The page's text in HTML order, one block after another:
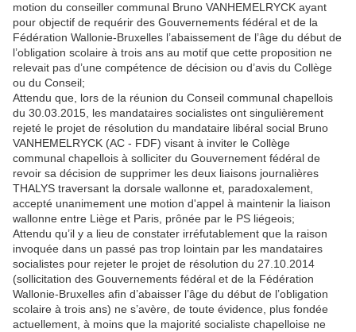
motion du conseiller communal Bruno VANHEMELRYCK ayant
pour objectif de requérir des Gouvernements fédéral et de la
Fédération Wallonie-Bruxelles l’abaissement de l’âge du début de
l’obligation scolaire à trois ans au motif que cette proposition ne
relevait pas d’une compétence de décision ou d’avis du Collège
ou du Conseil;
Attendu que, lors de la réunion du Conseil communal chapellois
du 30.03.2015, les mandataires socialistes ont singulièrement
rejeté le projet de résolution du mandataire libéral social Bruno
VANHEMELRYCK (AC - FDF) visant à inviter le Collège
communal chapellois à solliciter du Gouvernement fédéral de
revoir sa décision de supprimer les deux liaisons journalières
THALYS traversant la dorsale wallonne et, paradoxalement,
accepté unanimement une motion d'appel à maintenir la liaison
wallonne entre Liège et Paris, prônée par le PS liégeois;
Attendu qu’il y a lieu de constater irréfutablement que la raison
invoquée dans un passé pas trop lointain par les mandataires
socialistes pour rejeter le projet de résolution du 27.10.2014
(sollicitation des Gouvernements fédéral et de la Fédération
Wallonie-Bruxelles afin d’abaisser l’âge du début de l’obligation
scolaire à trois ans) ne s’avère, de toute évidence, plus fondée
actuellement, à moins que la majorité socialiste chapelloise ne